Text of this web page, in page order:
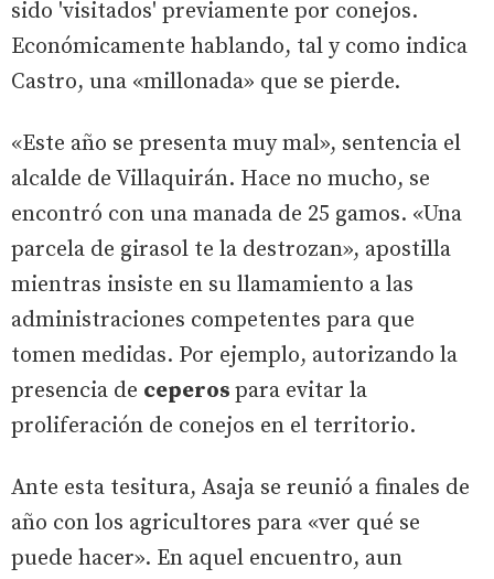
sido 'visitados' previamente por conejos.
Económicamente hablando, tal y como indica
Castro, una «millonada» que se pierde.
«Este año se presenta muy mal», sentencia el
alcalde de Villaquirán. Hace no mucho, se
encontró con una manada de 25 gamos. «Una
parcela de girasol te la destrozan», apostilla
mientras insiste en su llamamiento a las
administraciones competentes para que
tomen medidas. Por ejemplo, autorizando la
presencia de ceperos para evitar la
proliferación de conejos en el territorio.
Ante esta tesitura, Asaja se reunió a finales de
año con los agricultores para «ver qué se
puede hacer». En aquel encuentro, aun